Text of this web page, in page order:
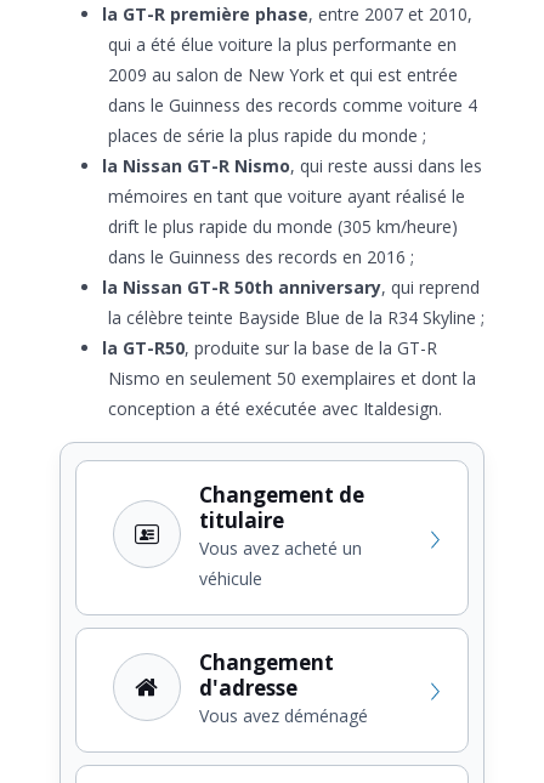
la GT-R première phase, entre 2007 et 2010,
qui a été élue voiture la plus performante en
2009 au salon de New York et qui est entrée
dans le Guinness des records comme voiture 4
places de série la plus rapide du monde ;
la Nissan GT-R Nismo, qui reste aussi dans les
mémoires en tant que voiture ayant réalisé le
drift le plus rapide du monde (305 km/heure)
dans le Guinness des records en 2016 ;
la Nissan GT-R 50th anniversary, qui reprend
la célèbre teinte Bayside Blue de la R34 Skyline ;
la GT-R50, produite sur la base de la GT-R
Nismo en seulement 50 exemplaires et dont la
conception a été exécutée avec Italdesign.
Changement de
titulaire
Vous avez acheté un
véhicule
Changement
d'adresse
Vous avez déménagé